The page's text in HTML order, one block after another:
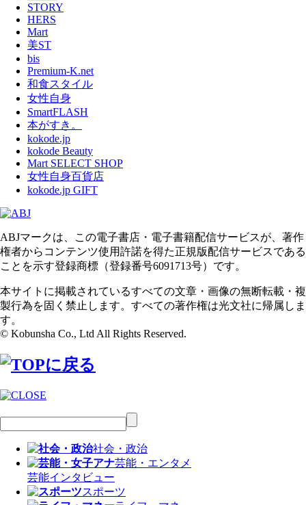
STORY
HERS
Mart
美ST
bis
Premium-K.net
和食スタイル
女性自身
SmartFLASH
本がすき。
kokode.jp
kokode Beauty
Mart SELECT SHOP
女性自身百貨店
kokode.jp GIFT
ABJマークは、この電子書店・電子書籍配信サービスが、著作
権者からコンテンツ使用許諾を得た正規版配信サービスである
ことを示す登録商標（登録番号6091713号）です。
本サイトに掲載されているすべての文章・画像の無断転載・複
製行為を固く禁止します。すべての著作権は光文社に帰属しま
す。
© Kobunsha Co., Ltd All Rights Reserved.
社会・政治
芸能・エンタメ
芸能インタビュー
スポーツ